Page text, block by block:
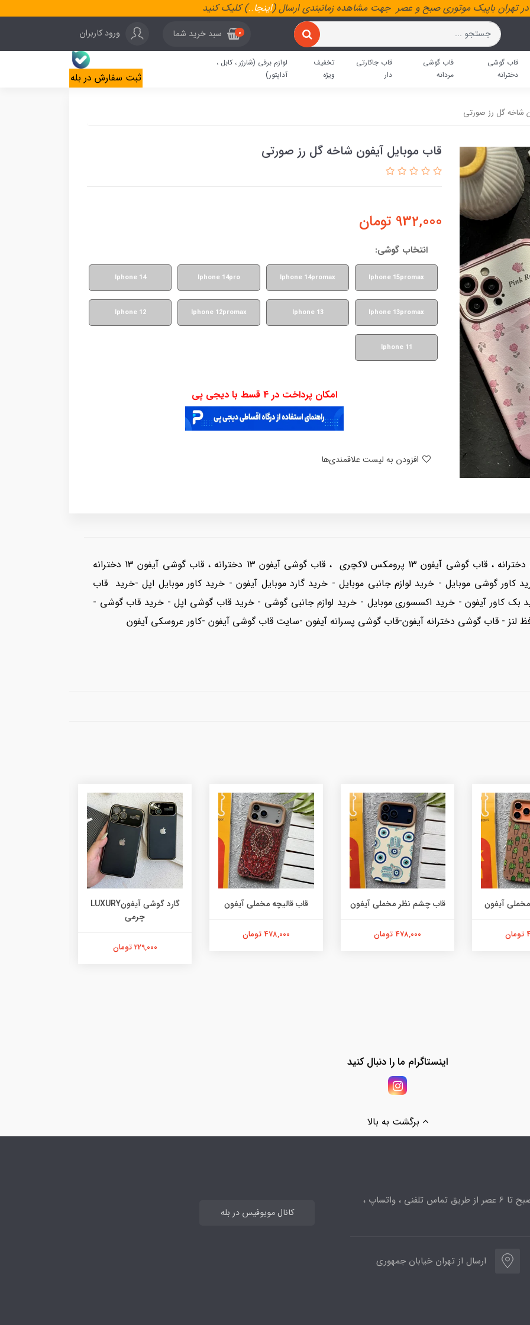
تهران باپیک موتوری صبح و عصر جهت مشاهده زمانبندی ارسال (اینجا..) کلیک کنید
0 سبد خرید شما ورود کاربران
قاب گوشی
دخترانه
قاب گوشی
مردانه
قاب جاکارتی
دار
تخفیف
ویژه
لوازم برقی (شارژر ، کابل ،
آداپتور)
ثبت سفارش در بله
شاخه گل رز صورتی
قاب موبایل آیفون شاخه گل رز صورتی
932,000 تومان
انتخاب گوشی:
Iphone 15promax
Iphone 14promax
Iphone 14pro
Iphone 14
Iphone 13promax
Iphone 13
Iphone 12promax
Iphone 12
Iphone 11
امکان پرداخت در 4 قسط با دیجی پی
بهترین قاب گوشی آیفون ، قاب گوشی آیفون دخترانه ، قاب گوشی آیفون 13 پرومکس لاکچری ، قاب گوشی آیفون 13 دخترانه ، قاب گوشی آیفون 13 دخترانه
آیفون 13 معمولی ، خرید کاور گوشی موبایل - خرید لوازم جانبی موبایل - خرید گارد موبایل آیفون - خرید کاور موبایل اپل -خرید قاب
بک کاور آیفون - خرید اکسسوری موبایل - خرید لوازم جانبی گوشی - خرید قاب گوشی اپل - خرید قاب گوشی -
- قاب گوشی دخترانه آیفون-قاب گوشی پسرانه آیفون -سایت قاب گوشی آیفون -کاور عروسکی آیفون
آیفون قاب چشم نظر مخملی آیفون
478,000 تومان
قاب قالیچه مخملی آیفون
478,000 تومان
گارد گوشی آیفونLUXURY
چرمی
229,000 تومان
اینستاگرام ما را دنبال کنید
برگشت به بالا
ساعت پاسخگویی از 10صبح تا 6 عصر از طریق تماس تلفنی ، واتساپ ،
ارسال از تهران خیابان جمهوری
کانال موبوفیس در بله